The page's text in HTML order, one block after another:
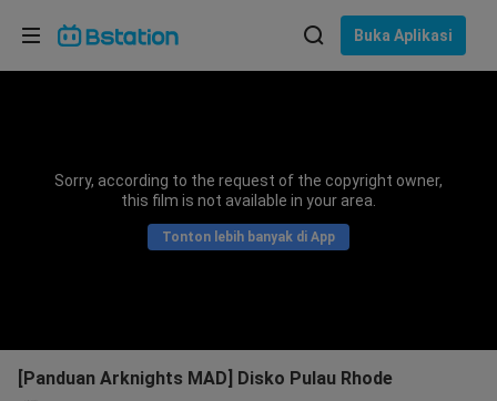
Buka Aplikasi
Sorry, according to the request of the copyright owner,
this film is not available in your area.
Tonton lebih banyak di App
[Panduan Arknights MAD] Disko Pulau Rhode
Pilih bahasa
Bahasa Indonesia